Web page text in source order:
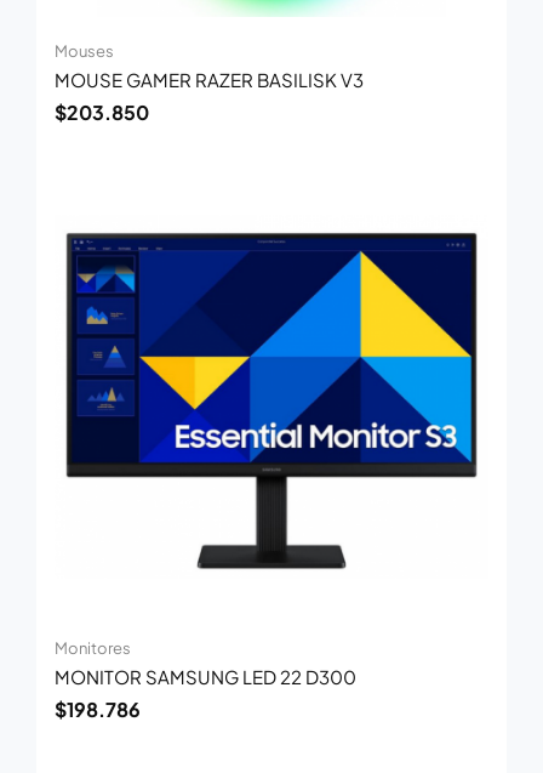
Mouses
MOUSE GAMER RAZER BASILISK V3
$203.850
Monitores
MONITOR SAMSUNG LED 22 D300
$198.786